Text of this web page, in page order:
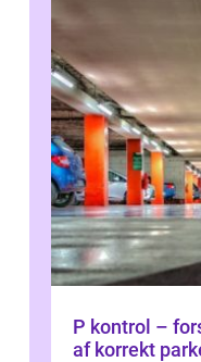
P kontrol –
af korrekt